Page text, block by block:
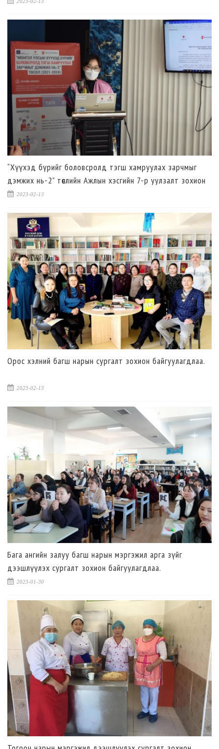
“Хүүхэд бүрийг боловсролд тэгш хамруулах зарчмыг
дэмжих нь-2” төслийн Ажлын хэсгийн 7-р уулзалт зохион
байгуулагдлаа.
2023-02-13
Орос хэлний багш нарын сургалт зохион байгуулагдлаа.
2023-02-13
Бага ангийн залуу багш нарын мэргэжил арга зүйг
дээшлүүлэх сургалт зохион байгуулагдлаа.
2023-01-30